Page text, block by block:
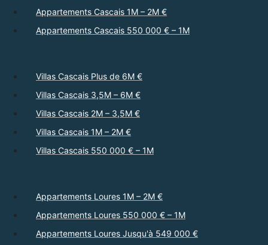
Appartements Cascais 1M – 2M €
Appartements Cascais 550 000 € – 1M
Villas Cascais Plus de 6M €
Villas Cascais 3,5M – 6M €
Villas Cascais 2M – 3,5M €
Villas Cascais 1M – 2M €
Villas Cascais 550 000 € – 1M
Appartements Loures 1M – 2M €
Appartements Loures 550 000 € – 1M
Appartements Loures Jusqu'à 549 000 €